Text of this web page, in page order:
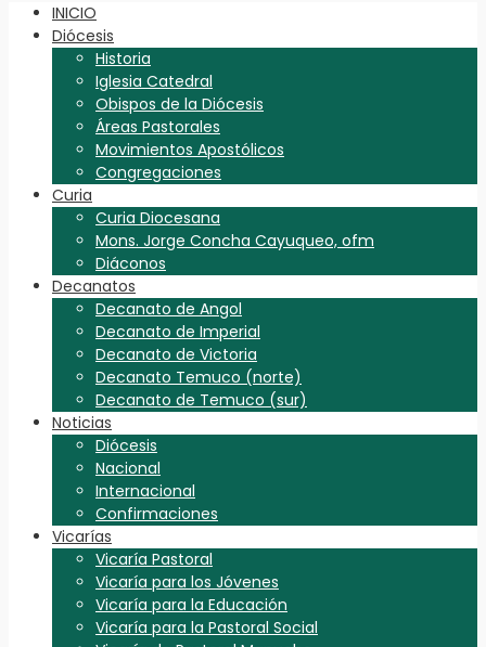
INICIO
Diócesis
Historia
Iglesia Catedral
Obispos de la Diócesis
Áreas Pastorales
Movimientos Apostólicos
Congregaciones
Curia
Curia Diocesana
Mons. Jorge Concha Cayuqueo, ofm
Diáconos
Decanatos
Decanato de Angol
Decanato de Imperial
Decanato de Victoria
Decanato Temuco (norte)
Decanato de Temuco (sur)
Noticias
Diócesis
Nacional
Internacional
Confirmaciones
Vicarías
Vicaría Pastoral
Vicaría para los Jóvenes
Vicaría para la Educación
Vicaría para la Pastoral Social